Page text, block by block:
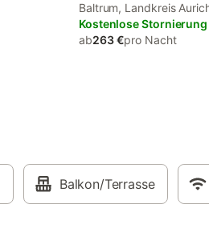
sowie Garten
Baltrum, Landkreis
Kostenlose Stornierung
ab263 €pro Nacht
Balkon/Terrasse